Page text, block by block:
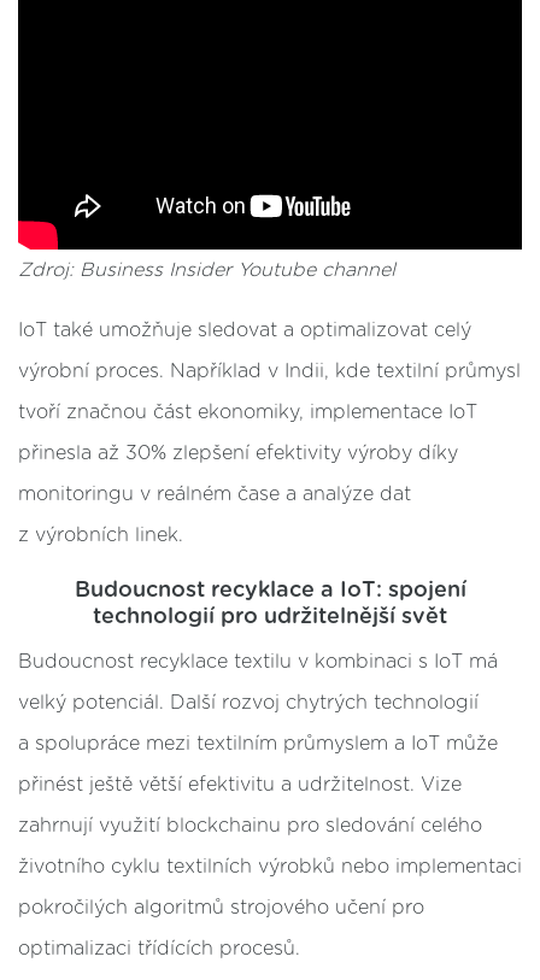
Zdroj: Business Insider Youtube channel
IoT také umožňuje sledovat a optimalizovat celý
výrobní proces. Například v Indii, kde textilní průmysl
tvoří značnou část ekonomiky, implementace IoT
přinesla až 30% zlepšení efektivity výroby díky
monitoringu v reálném čase a analýze dat
z výrobních linek​.
Budoucnost recyklace a IoT: spojení
technologií pro udržitelnější svět
Budoucnost recyklace textilu v kombinaci s IoT má
velký potenciál. Další rozvoj chytrých technologií
a spolupráce mezi textilním průmyslem a IoT může
přinést ještě větší efektivitu a udržitelnost. Vize
zahrnují využití blockchainu pro sledování celého
životního cyklu textilních výrobků nebo implementaci
pokročilých algoritmů strojového učení pro
optimalizaci třídících procesů.